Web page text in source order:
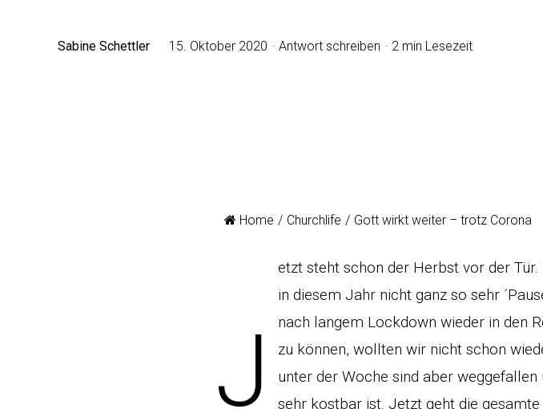
Sabine Schettler 15. Oktober 2020 Antwort schreiben 2 min Lesezeit
Home / Churchlife / Gott wirkt weiter – trotz Corona
J
etzt steht schon der Herbst vor der
in diesem Jahr nicht ganz so sehr
nach langem Lockdown wieder in den
zu können, wollten wir nicht schon
unter der Woche sind aber
sehr kostbar ist. Jetzt geht die